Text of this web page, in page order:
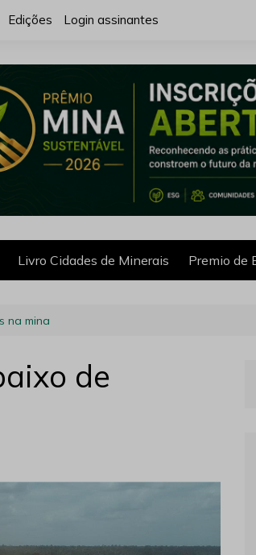
Edições Login assinantes
Livro Cidades de Minerais Premio de
na mina
de